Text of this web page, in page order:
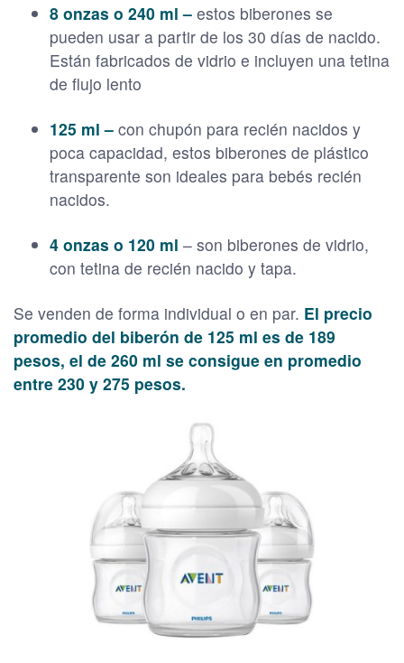
8 onzas o 240 ml – estos biberones se
pueden usar a partir de los 30 días de nacido.
Están fabricados de vidrio e incluyen una tetina
de flujo lento
125 ml – con chupón para recién nacidos y
poca capacidad, estos biberones de plástico
transparente son ideales para bebés recién
nacidos.
4 onzas o 120 ml – son biberones de vidrio,
con tetina de recién nacido y tapa.
Se venden de forma individual o en par. El precio
promedio del biberón de 125 ml es de 189
pesos, el de 260 ml se consigue en promedio
entre 230 y 275 pesos.